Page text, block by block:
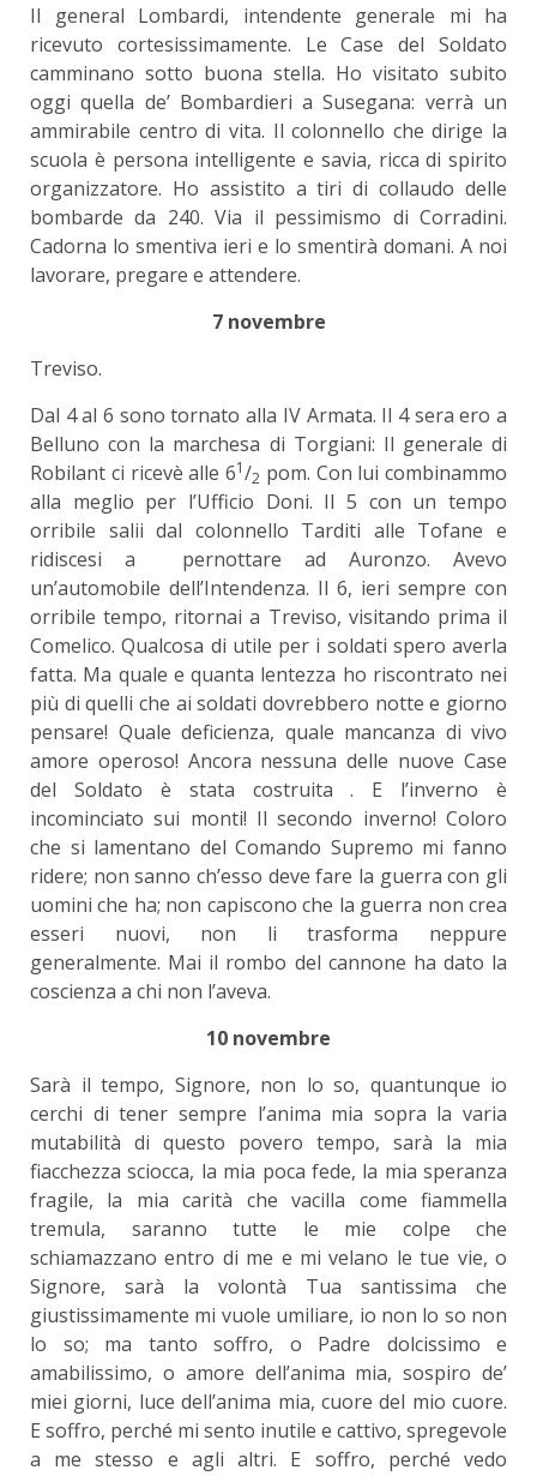
Il general Lombardi, intendente generale mi ha
ricevuto cortesissimamente. Le Case del Soldato
camminano sotto buona stella. Ho visitato subito
oggi quella de’ Bombardieri a Susegana: verrà un
ammirabile centro di vita. Il colonnello che dirige la
scuola è persona intelligente e savia, ricca di spirito
organizzatore. Ho assistito a tiri di collaudo delle
bombarde da 240. Via il pessimismo di Corradini.
Cadorna lo smentiva ieri e lo smentirà domani. A noi
lavorare, pregare e attendere.
7 novembre
Treviso.
Dal 4 al 6 sono tornato alla IV Armata. Il 4 sera ero a
Belluno con la marchesa di Torgiani: Il generale di
Robilant ci ricevè alle 61/2 pom. Con lui combinammo
alla meglio per l’Ufficio Doni. Il 5 con un tempo
orribile salii dal colonnello Tarditi alle Tofane e
ridiscesi a pernottare ad Auronzo. Avevo
un’automobile dell’Intendenza. Il 6, ieri sempre con
orribile tempo, ritornai a Treviso, visitando prima il
Comelico. Qualcosa di utile per i soldati spero averla
fatta. Ma quale e quanta lentezza ho riscontrato nei
più di quelli che ai soldati dovrebbero notte e giorno
pensare! Quale deficienza, quale mancanza di vivo
amore operoso! Ancora nessuna delle nuove Case
del Soldato è stata costruita . E l’inverno è
incominciato sui monti! Il secondo inverno! Coloro
che si lamentano del Comando Supremo mi fanno
ridere; non sanno ch’esso deve fare la guerra con gli
uomini che ha; non capiscono che la guerra non crea
esseri nuovi, non li trasforma neppure
generalmente. Mai il rombo del cannone ha dato la
coscienza a chi non l’aveva.
10 novembre
Sarà il tempo, Signore, non lo so, quantunque io
cerchi di tener sempre l’anima mia sopra la varia
mutabilità di questo povero tempo, sarà la mia
fiacchezza sciocca, la mia poca fede, la mia speranza
fragile, la mia carità che vacilla come fiammella
tremula, saranno tutte le mie colpe che
schiamazzano entro di me e mi velano le tue vie, o
Signore, sarà la volontà Tua santissima che
giustissimamente mi vuole umiliare, io non lo so non
lo so; ma tanto soffro, o Padre dolcissimo e
amabilissimo, o amore dell’anima mia, sospiro de’
miei giorni, luce dell’anima mia, cuore del mio cuore.
E soffro, perché mi sento inutile e cattivo, spregevole
a me stesso e agli altri. E soffro, perché vedo